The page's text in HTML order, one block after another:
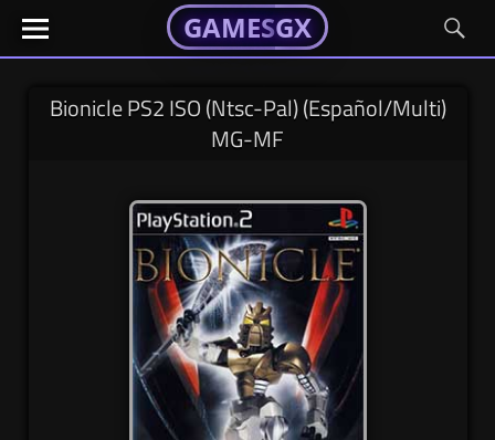
Skip
GAMESGX
El
portal
tus
GAMESGX
GAMESGX
El
portal
tusBionicle PS2 ISO (Ntsc-Pal) (Español/Multi)
MG-MF